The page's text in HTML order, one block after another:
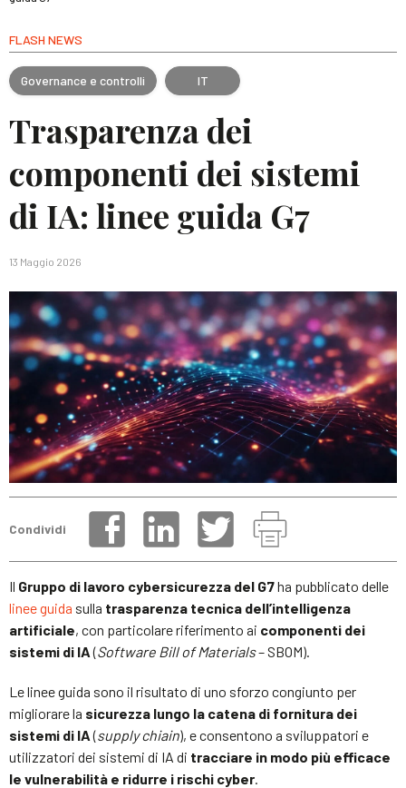
FLASH NEWS
Governance e controlli IT
Trasparenza dei
componenti dei sistemi
di IA: linee guida G7
13 Maggio 2026
Condividi
Il Gruppo di lavoro cybersicurezza del G7ha pubblicato delle
linee guida sulla trasparenza tecnica dell’intelligenza
artificiale, con particolare riferimento ai componenti dei
sistemi di IA(Software Bill of Materials– SBOM).
Le linee guida sono il risultato di uno sforzo congiunto per
migliorare la sicurezza lungo la catena di fornitura dei
sistemi di IA(supply chiain), e consentono a sviluppatori e
utilizzatori dei sistemi di IA di tracciare in modo più efficace
le vulnerabilità e ridurre i rischi cyber.